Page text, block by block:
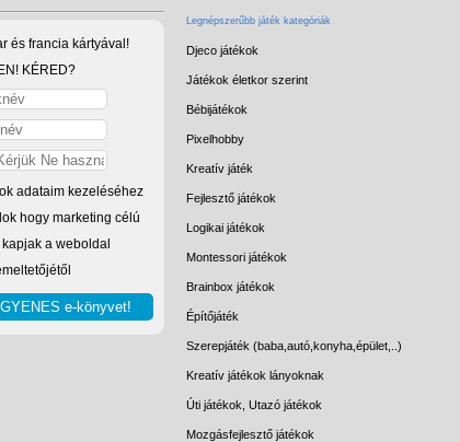
és francia kártyával!
KÉRED?
adataim kezeléséhez
hogy marketing célú
a weboldal
Legnépszerűbb játék kategóriák
Djeco játékok
Játékok életkor szerint
Bébijátékok
Pixelhobby
Kreatív játék
Fejlesztő játékok
Logikai játékok
Montessori játékok
Brainbox játékok
Építőjáték
Szerepjáték (baba,autó,konyha,épület,..)
Kreatív játékok lányoknak
Úti játékok, Utazó játékok
Mozgásfejlesztő játékok